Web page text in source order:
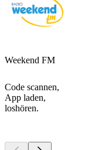
Weekend FM
Code scannen,
App laden,
loshören.